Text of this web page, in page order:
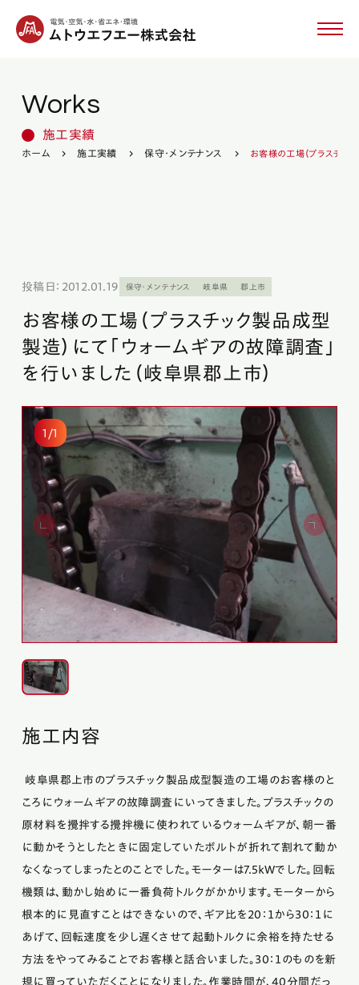
ムトウエフエーについて
製品・設備紹介
採用情報
無料相談
プライバシーポリシー サイトマップ
Works
施工実績
ホーム 施工実績 保守・メンテナンス お客様の工場（プラスチッ
投稿日：2012.01.19 保守・メンテナンス 岐阜県 郡上市
お客様の工場（プラスチック製品成型
製造）にて「ウォームギアの故障調査」
を行いました（岐阜県郡上市）
1/1
施工内容
岐阜県郡上市のプラスチック製品成型製造の工場のお客様のと
ころにウォームギアの故障調査にいってきました。プラスチックの
原材料を攪拌する攪拌機に使われているウォームギアが、朝一番
に動かそうとしたときに固定していたボルトが折れて割れて動か
なくなってしまったとのことでした。モーターは7.5ｋWでした。回転
機類は、動かし始めに一番負荷トルクがかかります。モーターから
根本的に見直すことはできないので、ギア比を20：１から30：１に
あげて、回転速度を少し遅くさせて起動トルクに余裕を持たせる
方法をやってみることでお客様と話合いました。30：１のものを新
規に買っていただくことになりました。作業時間が、40分間だっ